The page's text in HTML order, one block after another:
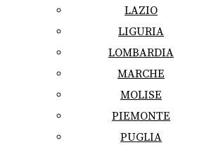
LAZIO
LIGURIA
LOMBARDIA
MARCHE
MOLISE
PIEMONTE
PUGLIA